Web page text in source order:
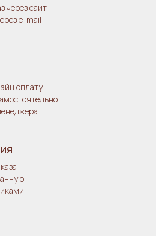
через сайт
e-mail
оплату